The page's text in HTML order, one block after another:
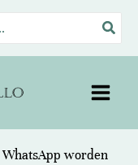
Menu
WhatsApp worden